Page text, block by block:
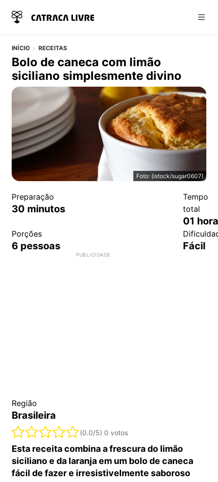
INÍCIO RECEITAS
Bolo de caneca com limão
siciliano simplesmente divino
Foto: (istock/sugar0607)
Detalhes da Receita
Preparação
30 minutos
Tempo
total
01 hora
Porções
6 pessoas Fácil
Região
Brasileira
(0.0/5) 0 votos
Esta receita combina a frescura do limão
siciliano e da laranja em um bolo de caneca
fácil de fazer e irresistivelmente saboroso